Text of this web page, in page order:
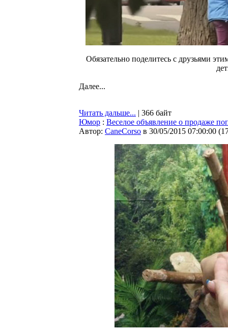
Обязательно поделитесь с друзьями
Далее...
Читать дальше... | 366 байт
Юмор : Веселое объявление о продаже
Автор: CaneCorso в 30/05/2015 07:00:00 (